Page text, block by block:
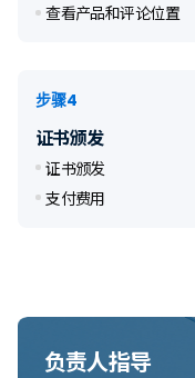
查看产品和评论位置
步骤4
证书颁发
证书颁发
支付费用
负责人指导